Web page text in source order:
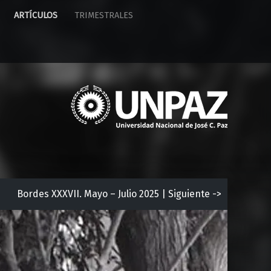
ARTÍCULOS TRIMESTRALES
U
n
i
s
i
d
a
d
N
Bordes XXXVII. Mayo – Julio 2025 | Siguiente ->